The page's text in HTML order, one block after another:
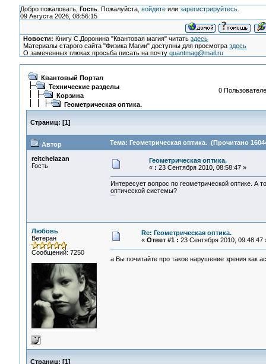
Добро пожаловать, Гость. Пожалуйста, войдитеили зарегистрируйтесь.
09 Августа 2026, 08:56:15
Новости: Книгу С.Доронина "Квантовая магия" читатьздесь
Материалы старого сайта "Физика Магии" доступны для просмотраздесь
О замеченных глюках просьба писать на почтуquantmag@mail.ru
Квантовый Портал
Технические разделы
Корзина
Геометрическая оптика.
0
Страниц: [1]
Автор Тема: Геометрическая оптика. (Прочитано
reitchelazan
Гость
Геометрическая оптика.
« : 23 Сентября 2010, 08:58:47 »
Интересует вопрос по геометрической оптике. А
оптической системы?
Любовь
Ветеран
Сообщений: 7250
Re: Геометрическая оптика.
« Ответ #1 : 23 Сентября 2010, 09:48:47
а Вы почитайте про такое нарушение зрения как
Страниц: [1]